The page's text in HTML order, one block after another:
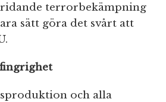
terrorbekämpning
sätt göra det svårt att
och alla